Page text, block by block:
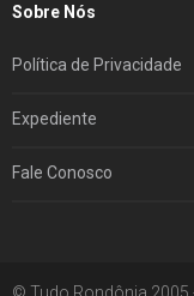
Sobre Nós
Política de Privacidade
Expediente
Fale Conosco
© Tudo Rondônia 2005